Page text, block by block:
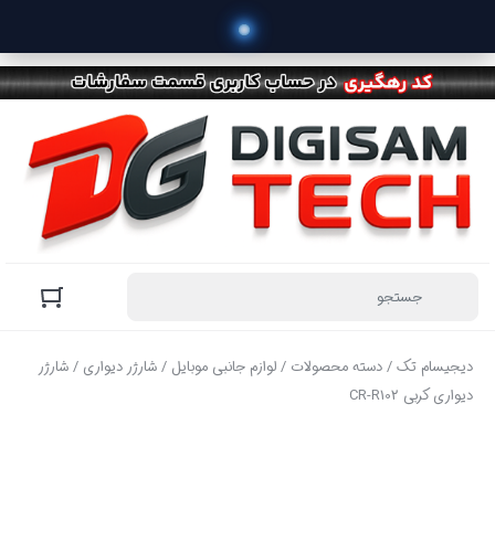
دیجیسام تک/دسته محصولات /لوازم جانبی موبایل /شارژر دیواری / شارژر
دیواری کربی CR-R102